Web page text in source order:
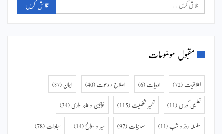
مقبول موضوعات
اخلاقیات (72) ادبیات (6) اصلاح و دعوت (40) ایمان (87)
تعلیمی کورس (11) تعمیر شخصیت (115) خواتین و خانہ داری (34)
سلسلہ روز و شب (11) سماجیات (97) سیر و سوانح (14) عبادات (78)